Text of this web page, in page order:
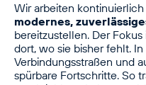
Wir arbeiten
modernes,
bereitzustellen. Der
dort, wo sie bisher fehlt.
Verbindungsstraßen und
spürbare Fortschritte. So